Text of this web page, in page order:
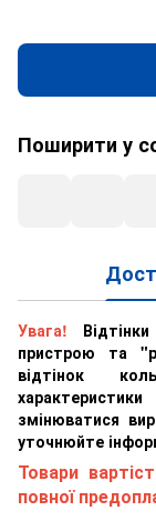
Поширити у
Увага!
пристрою та
відтінок
змінюватися
уточнюйте
Товари
повної